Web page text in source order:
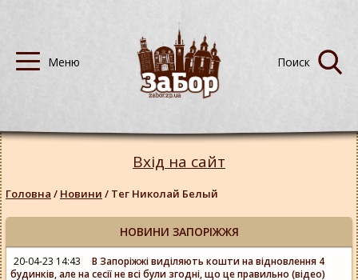
Вхід на сайт
Головна / Новини / Тег Николай Белый
НОВИНИ ЗАПОРІЖЖЯ
20-04-23 14:43
В Запоріжжі виділяють кошти на відновлення 4
будинків, але на сесії не всі були згодні, що це правильно (відео)